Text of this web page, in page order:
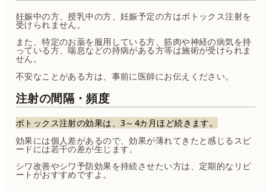
妊娠中の方、授乳中の方、妊娠予定の方はボトックス注射を
受けられません。
また、特定のお薬を服用している方、筋肉や神経の病気を持
っている方、喘息などの持病がある方等は施術が受けられま
せん。
不安なことがある方は、事前に医師にお伝えください。
注射の間隔・頻度
ボトックス注射の効果は、3～4カ月ほど続きます。
効果には個人差があるので、効果が薄れてきたと感じるスピ
ードには若干の差が生じます。
シワ改善やシワ予防効果を持続させたい方は、定期的なリピ
ートがおすすめですよ。